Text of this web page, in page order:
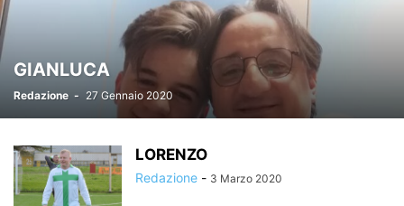
GIANLUCA
Redazione - 27 Gennaio 2020
LORENZO
Redazione - 3 Marzo 2020